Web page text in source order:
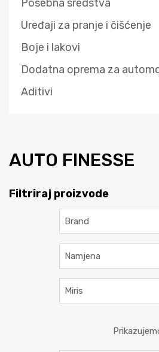
Posebna sredstva
Uređaji za pranje i čišćenje
Boje i lakovi
Dodatna oprema za
Aditivi
AUTO FINESSE
Filtriraj proizvode
Brand
Namjena
Miris